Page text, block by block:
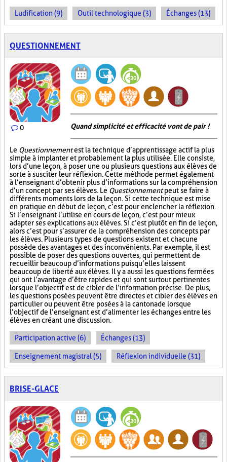
Ludification (9) Outil technologique (3) Échanges (13)
QUESTIONNEMENT
0 Quand simplicité et efficacité vont de pair !
Le Questionnementest la technique d’apprentissage actif la plus
simple à implanter et probablement la plus utilisée. Elle consiste,
lors d’une leçon, à poser une ou plusieurs questions aux élèves de
sorte à susciter leur réflexion. Cette méthode permet également
à l’enseignant d’obtenir plus d’informations sur la compréhension
d’un concept par ses élèves. Le Questionnementpeut se faire à
différents moments lors de la leçon. Si cette technique est mise
en pratique en début de leçon, c’est pour enclencher la réflexion.
Si l’enseignant l’utilise en cours de leçon, c’est pour mieux
adapter ses explications aux élèves. Si c’est plutôt en fin de leçon,
alors c’est pour s’assurer de la compréhension des concepts par
les élèves. Plusieurs types de questions existent et chacune
possède des avantages et des inconvénients. Par exemple, il est
possible de poser des questions ouvertes, qui permettent de
recueillir beaucoup d’informations puisqu’elles laissent
beaucoup de liberté aux élèves. Il y a aussi les questions fermées
qui ont l’avantage d’être rapides et qui sont surtout pertinentes
lorsque l’objectif est de cibler de l’information précise. De plus,
les questions posées peuvent être directes et cibler des élèves en
particulier ou peuvent être posées à la cantonade lorsque
l’objectif de l’enseignant est d’alimenter les échanges entre les
élèves en créant une discussion.
Participation active (6) Échanges (13)
Enseignement magistral (5) Réflexion individuelle (31)
BRISE-GLACE